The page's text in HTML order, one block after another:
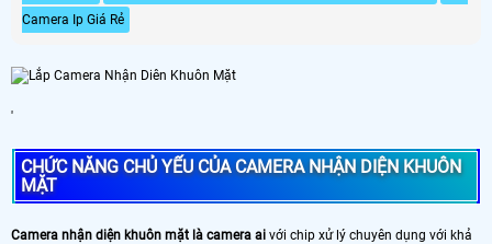
Camera Ip Giá Rẻ
'
CHỨC NĂNG CHỦ YẾU CỦA CAMERA NHẬN DIỆN KHUÔN
MẶT
Camera nhận diện khuôn mặt là camera ai với chip xử lý chuyên dụng với khả